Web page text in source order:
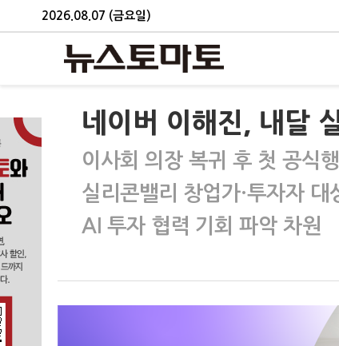
2026.08.07 (금요일)
네이버 이해진, 내달
이사회 의장 복귀 후 첫 공식
실리콘밸리 창업가·투자자 대
AI 투자 협력 기회 파악 차원